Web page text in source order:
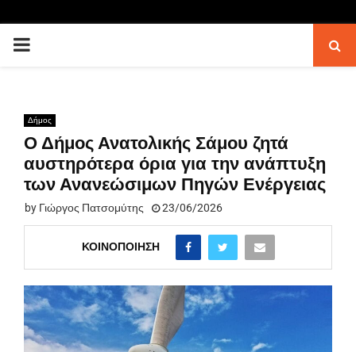
PRIMARY
Δήμος
Ο Δήμος Ανατολικής Σάμου ζητά
αυστηρότερα όρια για την ανάπτυξη
των Ανανεώσιμων Πηγών Ενέργειας
by Γιώργος Πατσομύτης 23/06/2026
ΚΟΙΝΟΠΟΊΗΣΗ